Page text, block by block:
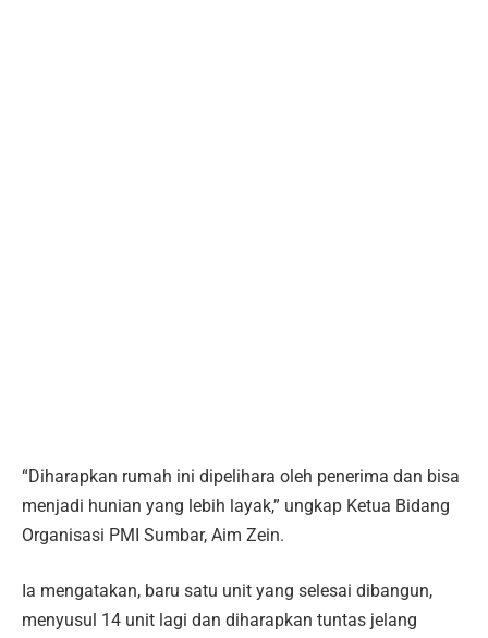
“Diharapkan rumah ini dipelihara oleh penerima dan bisa
menjadi hunian yang lebih layak,” ungkap Ketua Bidang
Organisasi PMI Sumbar, Aim Zein.
Ia mengatakan, baru satu unit yang selesai dibangun,
menyusul 14 unit lagi dan diharapkan tuntas jelang